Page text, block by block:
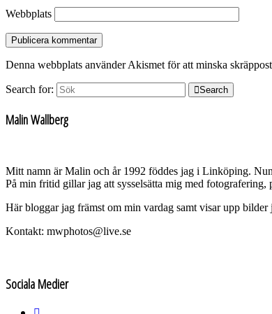
Webbplats
Denna webbplats använder Akismet för att minska
Search for: Search
Malin Wallberg
Mitt namn är Malin och år 1992 föddes jag i Linköping.
På min fritid gillar jag att sysselsätta mig med fotografering,
Här bloggar jag främst om min vardag samt visar upp bilder
Kontakt: mwphotos@live.se
Sociala Medier